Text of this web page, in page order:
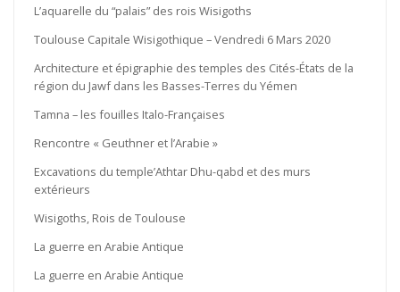
L’aquarelle du “palais” des rois Wisigoths
Toulouse Capitale Wisigothique – Vendredi 6 Mars 2020
Architecture et épigraphie des temples des Cités-États de la
région du Jawf dans les Basses-Terres du Yémen
Tamna – les fouilles Italo-Françaises
Rencontre « Geuthner et l’Arabie »
Excavations du temple’Athtar Dhu-qabd et des murs
extérieurs
Wisigoths, Rois de Toulouse
La guerre en Arabie Antique
La guerre en Arabie Antique